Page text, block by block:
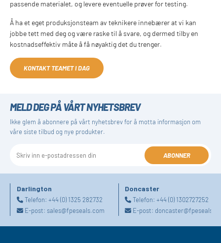
passende materialet, og levere eventuelle prøver for testing.
Å ha et eget produksjonsteam av teknikere innebærer at vi kan
jobbe tett med deg og være raske til å svare, og dermed tilby en
kostnadseffektiv måte å få nøyaktig det du trenger.
KONTAKT TEAMET I DAG
MELD DEG PÅ VÅRT NYHETSBREV
Ikke glem å abonnere på vårt nyhetsbrev for å motta informasjon om
våre siste tilbud og nye produkter.
ABONNER
Darlington
Telefon: +44 (0) 1325 282732
E-post: sales@fpeseals.com
Doncaster
Telefon:+44 (0) 1302727252
E-post: